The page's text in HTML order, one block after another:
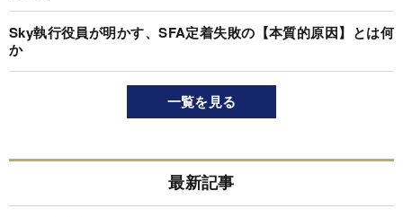
Sky執行役員が明かす、SFA定着失敗の【本質的原因】とは何
か
一覧を見る
最新記事